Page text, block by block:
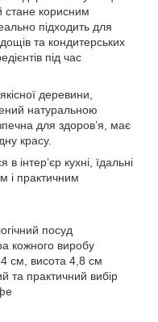
стане корисним
підходить для
та кондитерських
під час
деревини,
натуральною
для здоров’я, має
красу.
інтер’єр кухні, їдальні
і практичним
посуд
кожного виробу
см, висота 4,8 см
та практичний вибір